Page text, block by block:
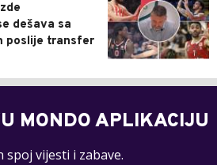
dešava sa
poslije transfer
MONDO APLIKACIJU
spoj vijesti i zabave.